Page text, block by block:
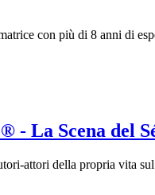
con più di 8 anni di
- La Scena del
attori della propria vita